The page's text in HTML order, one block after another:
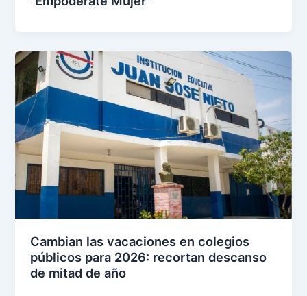
Cambian las vacaciones en colegios
públicos para 2026: recortan descanso
de mitad de año